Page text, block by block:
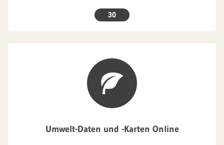
30
Umwelt-Daten und -Karten Online